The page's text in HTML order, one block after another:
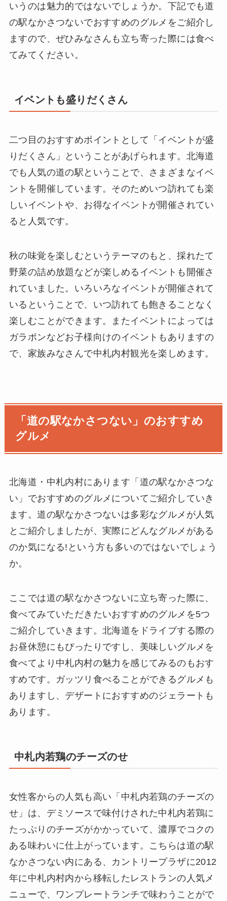
いうのは魅力的ではないでしょうか。下記でも道
の駅なかさつないでおすすめのグルメをご紹介し
ますので、ぜひみなさんも立ち寄った際には食べ
てみてください。
イベントも盛りだくさん
二つ目のおすすめポイントとして「イベントが盛
りだくさん」ということがあげられます。北海道
でも人気の道の駅ということで、さまざまなイベ
ントを開催しています。そのためいつ訪れても楽
しいイベントや、お得なイベントが開催されてい
ると人気です。
秋の味覚を楽しむというテーマのもと、採れたて
野菜の詰め放題などが楽しめるイベントも開催さ
れていました。いろいろなイベントが開催されて
いるということで、いつ訪れても飽きることなく
楽しむことができます。またイベントによっては
ガラポンなどお子様向けのイベントもありますの
で、家族みなさんで中札内村観光を楽しめます。
「道の駅なかさつない」のおすすめ
グルメ
北海道・中札内村にあります「道の駅なかさつな
い」でおすすめのグルメについてご紹介していき
ます。道の駅なかさつないは多彩なグルメが人気
とご紹介しましたが、実際にどんなグルメがある
のか気になる!という方も多いのではないでしょう
か。
ここでは道の駅なかさつないに立ち寄った際に、
食べてみていただきたいおすすめのグルメを5つ
ご紹介していきます。北海道をドライブする際の
お昼休憩にもぴったりですし、美味しいグルメを
食べてより中札内村の魅力を感じてみるのもおす
すめです。ガッツリ食べることができるグルメも
ありますし、デザートにおすすめのジェラートも
あります。
中札内若鶏のチーズのせ
女性客からの人気も高い「中札内若鶏のチーズの
せ」は、デミソースで味付けされた中札内若鶏に
たっぷりのチーズがかかっていて、濃厚でコクの
ある味わいに仕上がっています。こちらは道の駅
なかさつない内にある、カントリープラザに2012
年に中札内村内から移転したレストランの人気メ
ニューで、ワンプレートランチで味わうことがで